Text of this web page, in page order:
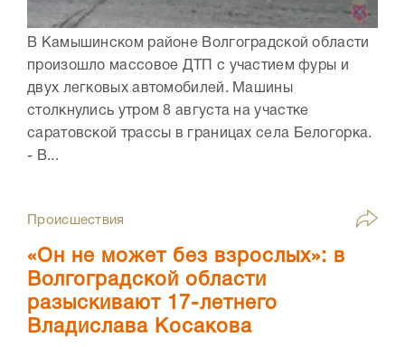
В Камышинском районе Волгоградской области
произошло массовое ДТП с участием фуры и
двух легковых автомобилей. Машины
столкнулись утром 8 августа на участке
саратовской трассы в границах села Белогорка.
- В...
Происшествия
«Он не может без взрослых»: в
Волгоградской области
разыскивают 17-летнего
Владислава Косакова